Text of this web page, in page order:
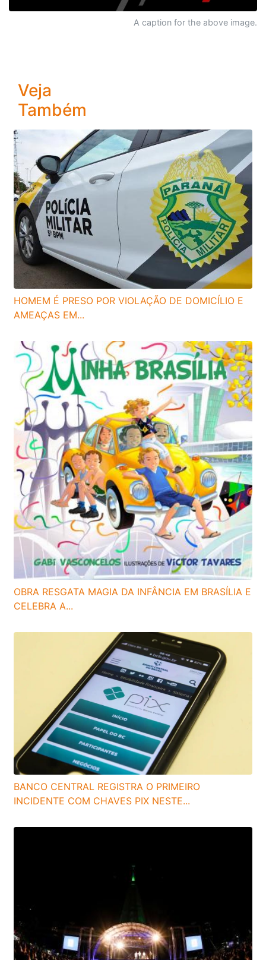
A caption for the above image.
Veja
Também
HOMEM É PRESO POR VIOLAÇÃO DE DOMICÍLIO E
AMEAÇAS EM...
OBRA RESGATA MAGIA DA INFÂNCIA EM BRASÍLIA E
CELEBRA A...
BANCO CENTRAL REGISTRA O PRIMEIRO
INCIDENTE COM CHAVES PIX NESTE...